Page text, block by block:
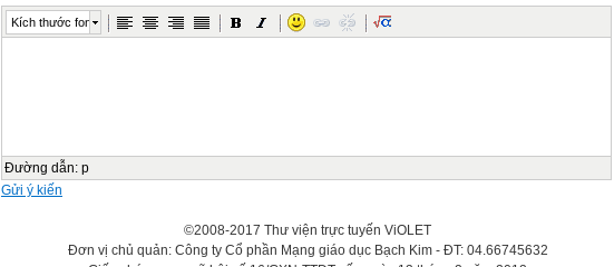
Kích thước font
Đường dẫn: p
Gửi ý kiến
©2008-2017 Thư viện trực tuyến ViOLET
Đơn vị chủ quản: Công ty Cổ phần Mạng giáo dục Bạch Kim - ĐT: 04.66745632